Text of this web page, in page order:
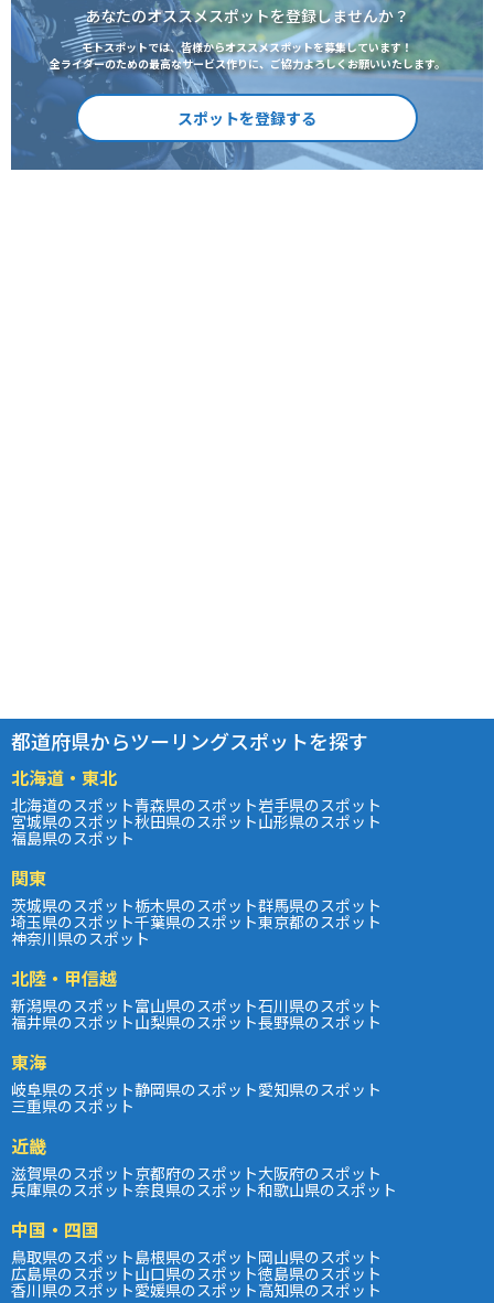
あなたのオススメスポットを登録しませんか？
モトスポットでは、皆様からオススメスポットを募集しています！
全ライダーのための最高なサービス作りに、ご協力よろしくお願いいたします。
スポットを登録する
都道府県からツーリングスポットを探す
北海道・東北
北海道のスポット青森県のスポット岩手県のスポット
宮城県のスポット秋田県のスポット山形県のスポット
福島県のスポット
関東
茨城県のスポット栃木県のスポット群馬県のスポット
埼玉県のスポット千葉県のスポット東京都のスポット
神奈川県のスポット
北陸・甲信越
新潟県のスポット富山県のスポット石川県のスポット
福井県のスポット山梨県のスポット長野県のスポット
東海
岐阜県のスポット静岡県のスポット愛知県のスポット
三重県のスポット
近畿
滋賀県のスポット京都府のスポット大阪府のスポット
兵庫県のスポット奈良県のスポット和歌山県のスポット
中国・四国
鳥取県のスポット島根県のスポット岡山県のスポット
広島県のスポット山口県のスポット徳島県のスポット
香川県のスポット愛媛県のスポット高知県のスポット